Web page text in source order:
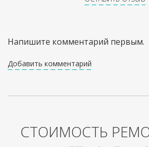
Напишите комментарий первым.
Добавить комментарий
СТОИМОСТЬ